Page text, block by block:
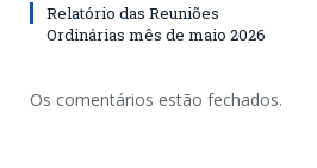
Relatório das Reuniões
Ordinárias mês de maio 2026
Os comentários estão fechados.